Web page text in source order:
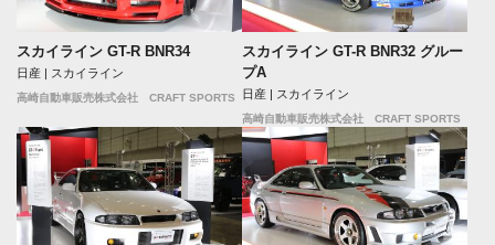
スカイライン GT-R BNR34
日産 | スカイライン
高崎自動車販売株式会社 CRAFT SPORTS
スカイライン GT-R BNR32 グルー
プA
日産 | スカイライン
高崎自動車販売株式会社 CRAFT SPORTS